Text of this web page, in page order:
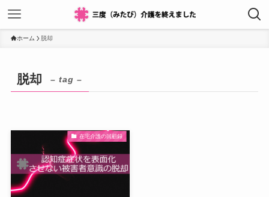
ホーム 脱却
脱却 – tag –
在宅介護の回顧録